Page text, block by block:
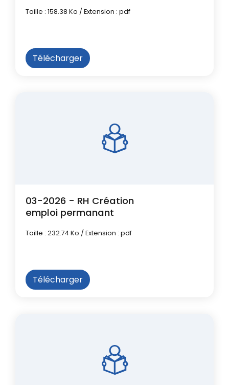
Taille : 158.38 Ko / Extension : pdf
Télécharger
03-2026 - RH Création
emploi permanant
Taille : 232.74 Ko / Extension : pdf
Télécharger